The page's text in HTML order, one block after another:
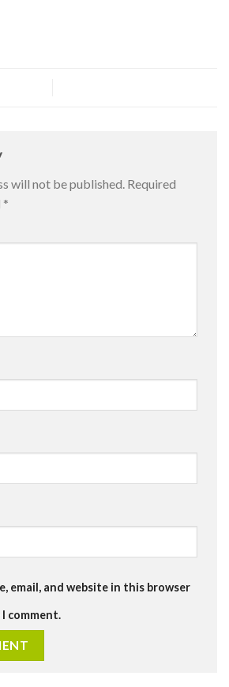
will not be published. Required
*
email, and website in this browser
comment.